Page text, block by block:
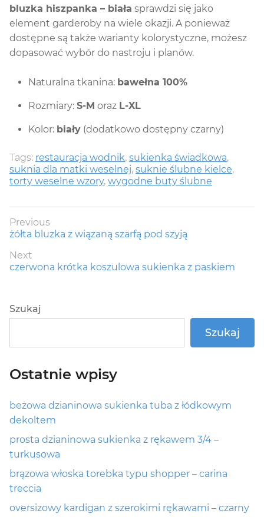
bluzka hiszpanka – biała sprawdzi się jako
element garderoby na wiele okazji. A ponieważ
dostępne są także warianty kolorystyczne, możesz
dopasować wybór do nastroju i planów.
Naturalna tkanina: bawełna 100%
Rozmiary: S-M oraz L-XL
Kolor: biały (dodatkowo dostępny czarny)
Tags: restauracja wodnik, sukienka świadkowa,
suknia dla matki weselnej, suknie ślubne kielce,
torty weselne wzory, wygodne buty ślubne
Nawigacja
wpisu
Previous
Previous
żółta bluzka z wiązaną szarfą pod szyją
Next
Next
czerwona krótka koszulowa sukienka z paskiem
Szukaj
Szukaj
Ostatnie wpisy
beżowa dzianinowa sukienka tuba z łódkowym
dekoltem
prosta dzianinowa sukienka z rękawem 3/4 –
turkusowa
brązowa włoska torebka typu shopper – carina
treccia
oversizowy kardigan z szerokimi rękawami – czarny